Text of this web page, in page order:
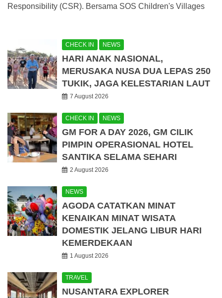
Responsibility (CSR). Bersama SOS Children's Villages
CHECK IN NEWS
HARI ANAK NASIONAL,
MERUSAKA NUSA DUA LEPAS 250
TUKIK, JAGA KELESTARIAN LAUT
7 August 2026
CHECK IN NEWS
GM FOR A DAY 2026, GM CILIK
PIMPIN OPERASIONAL HOTEL
SANTIKA SELAMA SEHARI
2 August 2026
NEWS
AGODA CATATKAN MINAT
KENAIKAN MINAT WISATA
DOMESTIK JELANG LIBUR HARI
KEMERDEKAAN
1 August 2026
TRAVEL
NUSANTARA EXPLORER